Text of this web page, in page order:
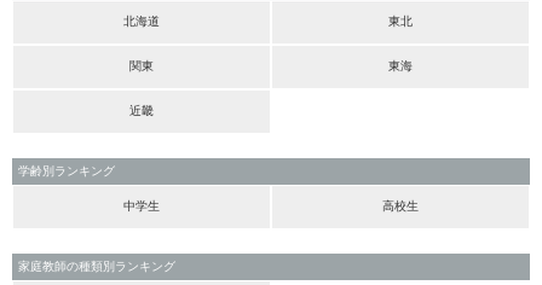
北海道 東北
関東 東海
近畿
学齢別ランキング
中学生 高校生
家庭教師の種類別ランキング